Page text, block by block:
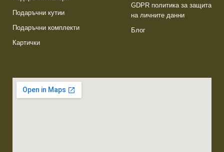
Подаръчни кутии
Подаръчни комплекти
Картички
GDPR политика за защита
на личните данни
Блог